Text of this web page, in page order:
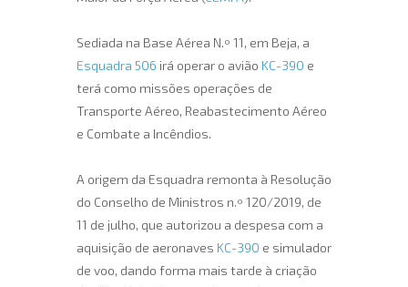
Sediada na Base Aérea N.º 11, em Beja, a
Esquadra 506 irá operar o avião KC-390 e
terá como missões operações de
Transporte Aéreo, Reabastecimento Aéreo
e Combate a Incêndios.
A origem da Esquadra remonta à Resolução
do Conselho de Ministros n.º 120/2019, de
11 de julho, que autorizou a despesa com a
aquisição de aeronaves KC-390 e simulador
de voo, dando forma mais tarde à criação